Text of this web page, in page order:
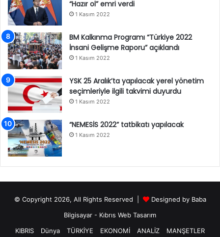
“Hazır ol” emri verdi
1 Kasım 2022
BM Kalkınma Programı “Türkiye 2022
İnsani Gelişme Raporu” açıklandı
1 Kasım 2022
YSK 25 Aralık’ta yapılacak yerel yönetim
seçimleriyle ilgili takvimi duyurdu
1 Kasım 2022
“NEMESİS 2022” tatbikatı yapılacak
1 Kasım 2022
© Copyright 2026, All Rights Reserved | Designed by Baba
Bilgisayar - Kıbrıs Web Tasarım
KIBRIS
Dünya TÜRKİYE EKONOMİ ANALİZ MANŞETLER